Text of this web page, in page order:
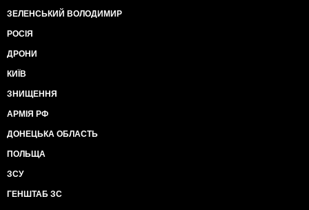
ЗЕЛЕНСЬКИЙ ВОЛОДИМИР
РОСІЯ
ДРОНИ
КИЇВ
ЗНИЩЕННЯ
АРМІЯ РФ
ДОНЕЦЬКА ОБЛАСТЬ
ПОЛЬЩА
ЗСУ
ГЕНШТАБ ЗС